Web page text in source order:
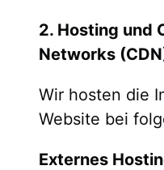
2. Hosting und
Networks
Wir hosten die
Website bei
Externes